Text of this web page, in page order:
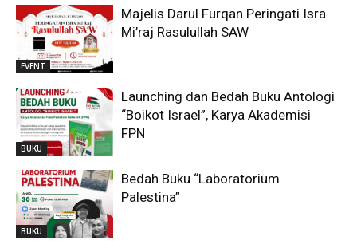
EVENT
Majelis Darul Furqan Peringati Isra
Mi’raj Rasulullah SAW
BUKU
Launching dan Bedah Buku Antologi
“Boikot Israel”, Karya Akademisi
FPN
BUKU
Bedah Buku “Laboratorium
Palestina”